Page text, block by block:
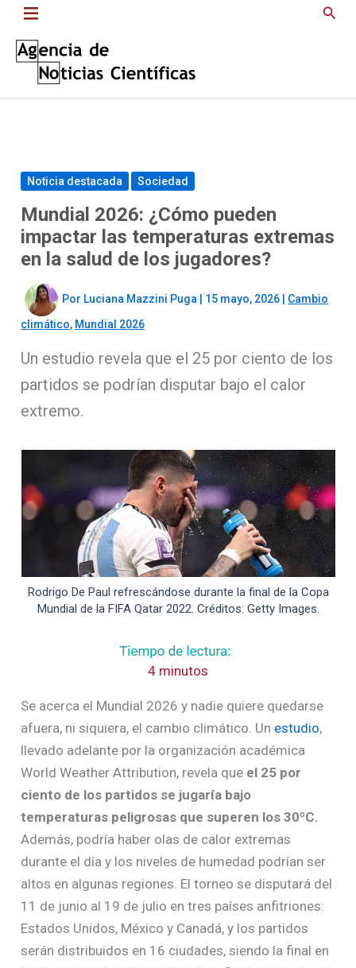
Saltar
contenido
Noticia destacada Sociedad
Mundial 2026: ¿Cómo pueden
impactar las temperaturas extremas
en la salud de los jugadores?
Por Luciana Mazzini Puga 15 mayo, 2026 Cambio
climático, Mundial 2026
Un estudio revela que el 25 por ciento de los
partidos se podrían disputar bajo el calor
extremo.
Rodrigo De Paul refrescándose durante la final de la Copa
Mundial de la FIFA Qatar 2022. Créditos: Getty Images.
4 minutos
Se acerca el Mundial 2026 y nadie quiere quedarse
afuera, ni siquiera, el cambio climático. Un estudio,
llevado adelante por la organización académica
World Weather Attribution, revela que el 25 por
ciento de los partidos se jugaría bajo
temperaturas peligrosas que superen los 30ºC.
Además, podría haber olas de calor extremas
durante el día y los niveles de humedad podrían ser
altos en algunas regiones. El torneo se disputará del
11 de junio al 19 de julio en tres países anfitriones:
Estados Unidos, México y Canadá, y los partidos
serán distribuidos en 16 ciudades, siendo la final en